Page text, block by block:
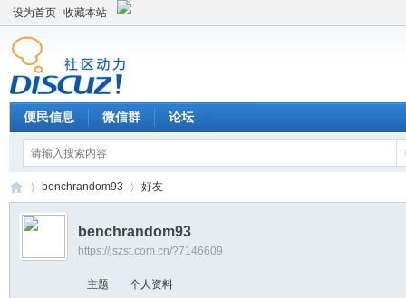
设为首页 收藏本站
便民信息 微信群 论坛
›
benchrandom93 好友
benchrandom93
https://jszst.com.cn/?7146609
主题 个人资料